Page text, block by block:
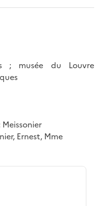
; musée du Louvre
Ernest, Mme